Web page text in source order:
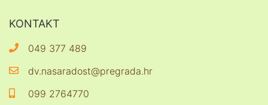
KONTAKT
049 377 489
dv.nasaradost@pregrada.hr
099 2764770